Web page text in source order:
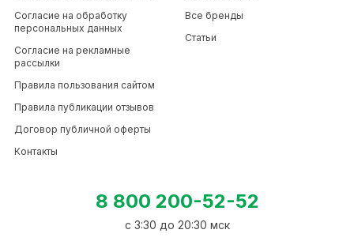
Согласие на обработку
персональных данных
Согласие на рекламные
рассылки
Правила пользования сайтом
Правила публикации отзывов
Договор публичной оферты
Контакты
Все бренды
Статьи
8 800 200-52-52
c 3:30 до 20:30 мск